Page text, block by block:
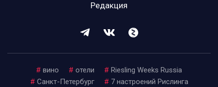
Редакция
# вино # отели # Riesling Weeks Russia
# Санкт-Петербург # 7 настроений Рислинга